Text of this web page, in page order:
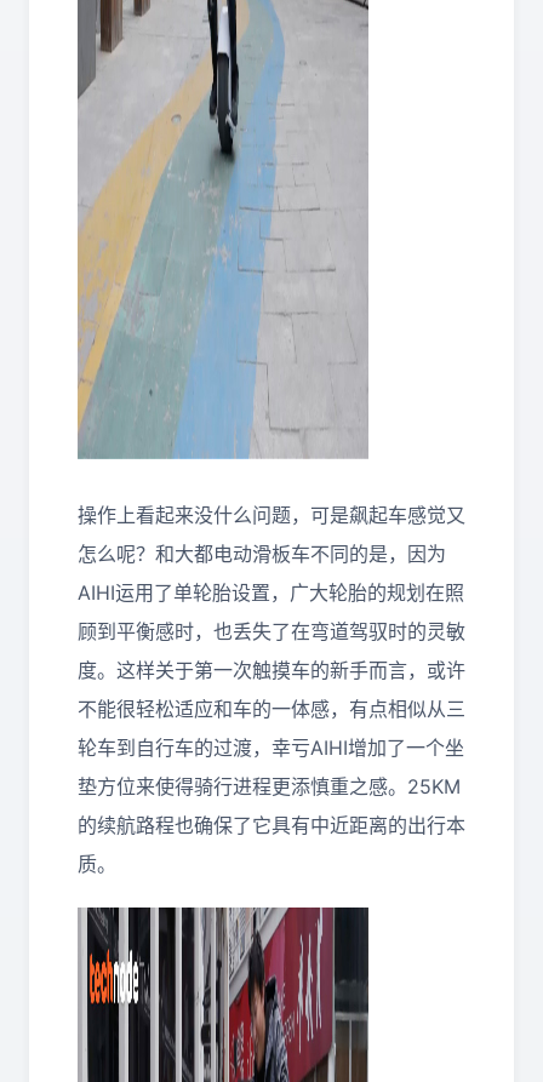
操作上看起来没什么问题，可是飙起车感觉又
怎么呢？和大都电动滑板车不同的是，因为
AIHI运用了单轮胎设置，广大轮胎的规划在照
顾到平衡感时，也丢失了在弯道驾驭时的灵敏
度。这样关于第一次触摸车的新手而言，或许
不能很轻松适应和车的一体感，有点相似从三
轮车到自行车的过渡，幸亏AIHI增加了一个坐
垫方位来使得骑行进程更添慎重之感。25KM
的续航路程也确保了它具有中近距离的出行本
质。